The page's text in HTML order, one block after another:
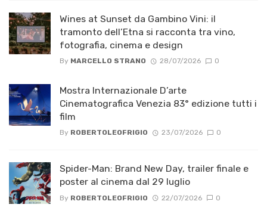
Wines at Sunset da Gambino Vini: il
tramonto dell’Etna si racconta tra vino,
fotografia, cinema e design
By MARCELLO STRANO 28/07/2026 0
Mostra Internazionale D’arte
Cinematografica Venezia 83° edizione tutti i
film
By ROBERTOLEOFRIGIO 23/07/2026 0
Spider-Man: Brand New Day, trailer finale e
poster al cinema dal 29 luglio
By ROBERTOLEOFRIGIO 22/07/2026 0